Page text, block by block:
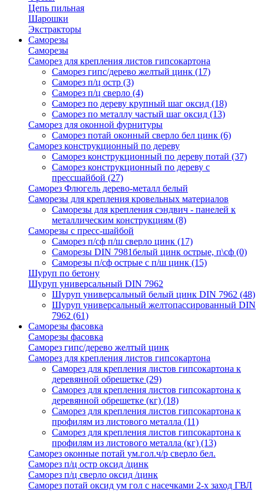
Цепь пильная
Шарошки
Экстракторы
Саморезы
Саморезы
Саморез для крепления листов гипсокартона
Саморез гипс/дерево желтый цинк (17)
Саморез п/ц остр (3)
Саморез п/ц сверло (4)
Саморез по дереву крупный шаг оксид (18)
Саморез по металлу частый шаг оксид (13)
Саморез для оконной фурнитуры
Саморез потай оконный сверло бел цинк (6)
Саморез конструкционный по дереву
Саморез конструкционный по дереву потай (37)
Саморез конструкционный по дереву с
прессшайбой (27)
Саморез Флюгель дерево-металл белый
Саморезы для крепления кровельных материалов
Саморезы для крепления сэндвич - панелей к
металлическим конструкциям (8)
Саморезы с пресс-шайбой
Саморез п/сф п/ш сверло цинк (17)
Саморезы DIN 7981белый цинк острые, п\сф (0)
Саморезы п/сф острые с п/ш цинк (15)
Шуруп по бетону
Шуруп универсальный DIN 7962
Шуруп универсальный белый цинк DIN 7962 (48)
Шуруп универсальный желтопассированный DIN
7962 (61)
Саморезы фасовка
Саморезы фасовка
Саморез гипс/дерево желтый цинк
Саморез для крепления листов гипсокартона
Саморез для крепления листов гипсокартона к
деревянной обрешетке (29)
Саморез для крепления листов гипсокартона к
деревянной обрешетке (кг) (18)
Саморез для крепления листов гипсокартона к
профилям из листового металла (11)
Саморез для крепления листов гипсокартона к
профилям из листового металла (кг) (13)
Саморез оконные потай ум.гол.ч/р сверло бел.
Саморез п/ц остр оксид /цинк
Саморез п/ц сверло оксид /цинк
Саморез потай оксид ум гол с насечками 2-х заход ГВЛ